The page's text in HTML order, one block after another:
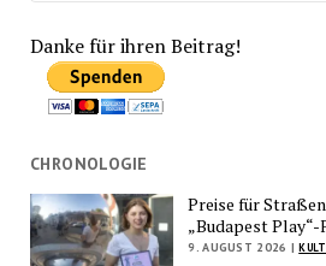
Danke für ihren Beitrag!
CHRONOLOGIE
Preise für
„Budapest
9. AUGUST 2026 |